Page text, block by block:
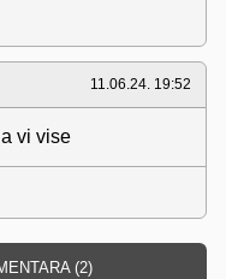
11.06.24. 19:52
vi vise
(2)